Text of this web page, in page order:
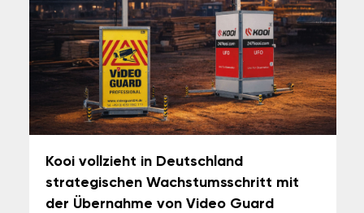
Kooi vollzieht in Deutschland
strategischen Wachstumsschritt mit
der Übernahme von Video Guard